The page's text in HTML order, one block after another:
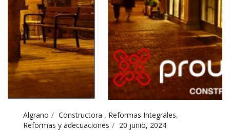
Algrano Constructora , Reformas Integrales,
Reformas y adecuaciones
20 junio, 2024